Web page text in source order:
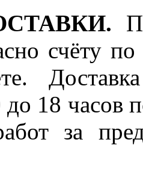
счёту
18 часов
за